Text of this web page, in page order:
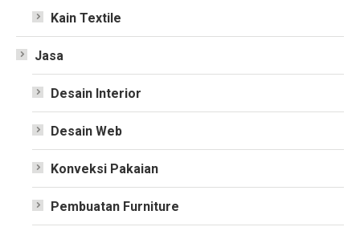
Kain Textile
Jasa
Desain Interior
Desain Web
Konveksi Pakaian
Pembuatan Furniture